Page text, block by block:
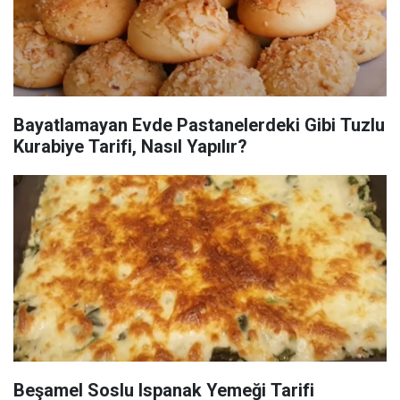
Bayatlamayan Evde Pastanelerdeki Gibi Tuzlu
Kurabiye Tarifi, Nasıl Yapılır?
Beşamel Soslu Ispanak Yemeği Tarifi